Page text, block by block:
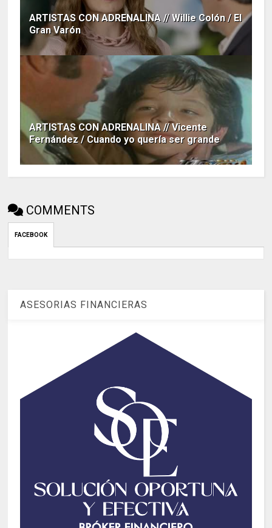
ARTISTAS CON ADRENALINA // Willie Colón / El
Gran Varón
ARTISTAS CON ADRENALINA // Vicente
Fernández / Cuando yo quería ser grande
COMMENTS
FACEBOOK
ASESORIAS FINANCIERAS